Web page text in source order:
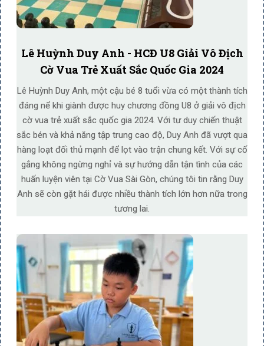
Lê Huỳnh Duy Anh - HCĐ U8 Giải Vô Địch
Cờ Vua Trẻ Xuất Sắc Quốc Gia 2024
Lê Huỳnh Duy Anh, một cậu bé 8 tuổi vừa có một thành tích
đáng nể khi giành được huy chương đồng U8 ở giải vô địch
cờ vua trẻ xuất sắc quốc gia 2024. Với tư duy chiến thuật
sắc bén và khả năng tập trung cao độ, Duy Anh đã vượt qua
hàng loạt đối thủ mạnh để lọt vào trận chung kết. Với sự cố
gắng không ngừng nghỉ và sự hướng dẫn tận tình của các
huấn luyện viên tại Cờ Vua Sài Gòn, chúng tôi tin rằng Duy
Anh sẽ còn gặt hái được nhiều thành tích lớn hơn nữa trong
tương lai.